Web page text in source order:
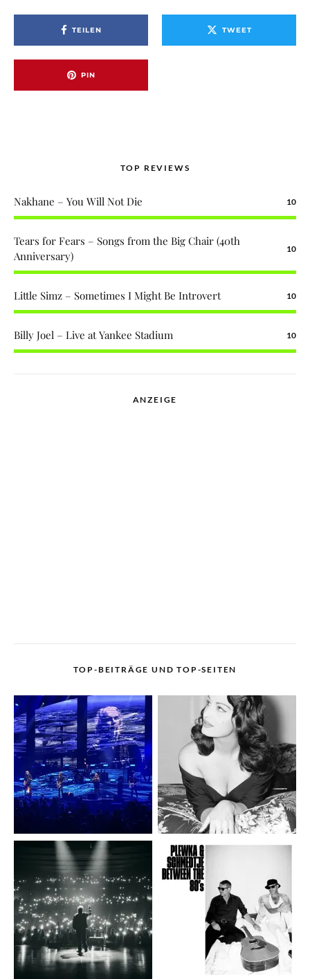
TEILEN TWEET
PIN
TOP REVIEWS
Nakhane – You Will Not Die 10
Tears for Fears – Songs from the Big Chair (40th
Anniversary)
10
Little Simz – Sometimes I Might Be Introvert 10
Billy Joel – Live at Yankee Stadium 10
ANZEIGE
TOP-BEITRÄGE UND TOP-SEITEN